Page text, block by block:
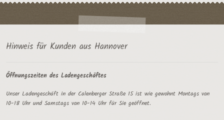
Hinweis für Kunden aus Hannover
Öffnungszeiten des Ladengeschäftes
Unser Ladengeschäft in der Calenberger Straße 15 ist wie gewohnt Montags von
10-18 Uhr und Samstags von 10-14 Uhr für Sie geöffnet.